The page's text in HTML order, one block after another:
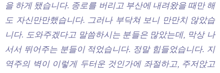
을 하게 됐습니다. 종로를 버리고 부산에 내려왔을 때만 해
도 자신만만했습니다. 그러나 부닥쳐 보니 만만치 않았습
니다. 도와주겠다고 말씀하시는 분들은 많았는데, 막상 나
서서 뛰어주는 분들이 적었습니다. 정말 힘들었습니다. 지
역주의 벽이 이렇게 두터운 것인가에 좌절하고, 주저앉고